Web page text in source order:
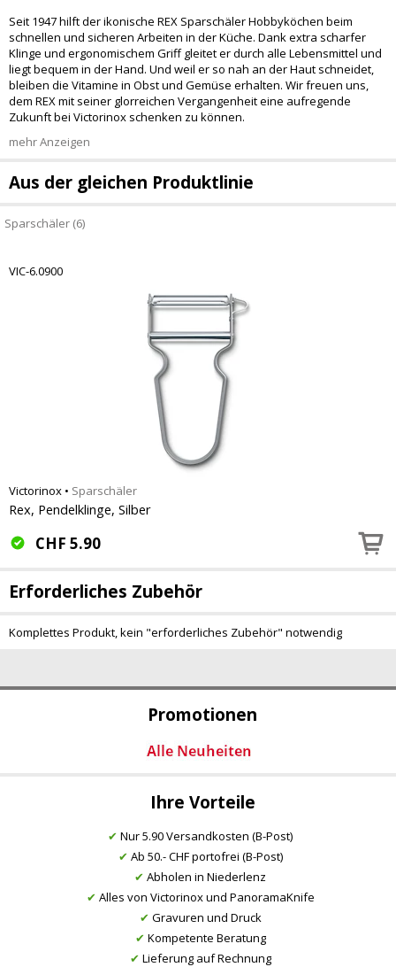
Promotionen
Ihre Vorteile
✔ Nur 5.90 Versandkosten (B-Post)
✔ Ab 50.- CHF portofrei (B-Post)
✔ Abholen in Niederlenz
✔ Alles von Victorinox und PanoramaKnife
✔ Gravuren und Druck
✔ Kompetente Beratung
✔ Lieferung auf Rechnung
Seit 1947 hilft der ikonische REX Sparschäler Hobbyköchen beim
schnellen und sicheren Arbeiten in der Küche. Dank extra scharfer
Klinge und ergonomischem Griff gleitet er durch alle Lebensmittel und
liegt bequem in der Hand. Und weil er so nah an der Haut schneidet,
bleiben die Vitamine in Obst und Gemüse erhalten. Wir freuen uns,
dem REX mit seiner glorreichen Vergangenheit eine aufregende
Zukunft bei Victorinox schenken zu können.
mehr Anzeigen
Aus der gleichen Produktlinie
Sparschäler (6)
VIC-6.0900
Victorinox • Sparschäler
Rex, Pendelklinge, Silber
CHF 5.90
Erforderliches Zubehör
Komplettes Produkt, kein "erforderliches Zubehör" notwendig